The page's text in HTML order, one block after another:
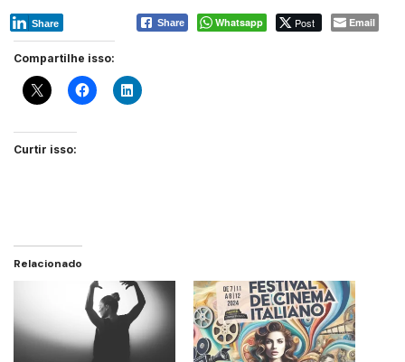
Share Whatsapp Post Email
Share
Compartilhe isso:
Curtir isso:
Relacionado